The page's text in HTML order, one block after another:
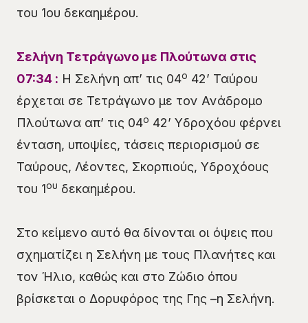
του 1ου δεκαημέρου.
Σελήνη Τετράγωνο με Πλούτωνα στις
07:34 : Η Σελήνη απ’ τις 04ο 42’ Ταύρου
έρχεται σε Τετράγωνο με τον Ανάδρομο
Πλούτωνα απ’ τις 04ο 42’ Υδροχόου φέρνει
ένταση, υποψίες, τάσεις περιορισμού σε
Ταύρους, Λέοντες, Σκορπιούς, Υδροχόους
του 1ου δεκαημέρου.
Στο κείμενο αυτό θα δίνονται οι όψεις που
σχηματίζει η Σελήνη με τους Πλανήτες και
τον Ήλιο, καθώς και στο Ζώδιο όπου
βρίσκεται ο Δορυφόρος της Γης –η Σελήνη.